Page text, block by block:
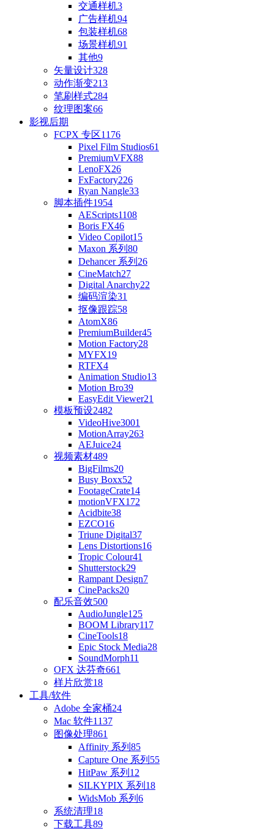
交通样机3
广告样机94
包装样机68
场景样机91
其他9
矢量设计328
动作渐变213
笔刷样式284
纹理图案66
影视后期
FCPX 专区1176
Pixel Film Studios61
PremiumVFX88
LenoFX26
FxFactory226
Ryan Nangle33
脚本插件1954
AEScripts1108
Boris FX46
Video Copilot15
Maxon 系列 80
Dehancer 系列 26
CineMatch27
Digital Anarchy22
编码渲染31
抠像跟踪58
AtomX86
PremiumBuilder45
Motion Factory28
MYFX19
RTFX4
Animation Studio13
Motion Bro39
EasyEdit Viewer21
模板预设2482
VideoHive3001
MotionArray263
AEJuice24
视频素材489
BigFilms20
Busy Boxx52
FootageCrate14
motionVFX172
Acidbite38
EZCO16
Triune Digital37
Lens Distortions16
Tropic Colour41
Shutterstock29
Rampant Design7
CinePacks20
配乐音效500
AudioJungle125
BOOM Library117
CineTools18
Epic Stock Media28
SoundMorph11
OFX 达芬奇661
样片欣赏18
工具/软件
Adobe 全家桶24
Mac 软件1137
图像处理861
Affinity 系列 85
Capture One 系列 55
HitPaw 系列 12
SILKYPIX 系列 18
WidsMob 系列 6
系统清理18
下载工具89